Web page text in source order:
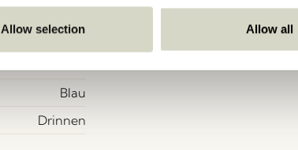
Allow selection Allow all
Nein
Ja
Blau
Drinnen